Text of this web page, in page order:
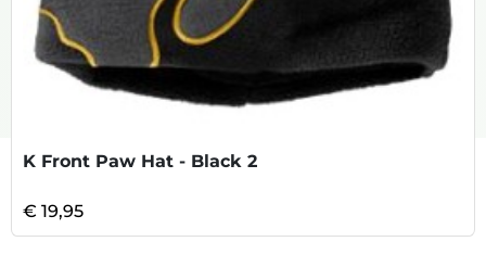
K Front Paw Hat - Black 2
€ 19,95